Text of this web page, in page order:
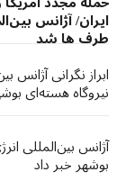
ایران/ آژانس
طرف ها شد
ابراز نگرانی
نیروگاه هسته‌ای
آژانس بین‌المللی
بوشهر خبر داد